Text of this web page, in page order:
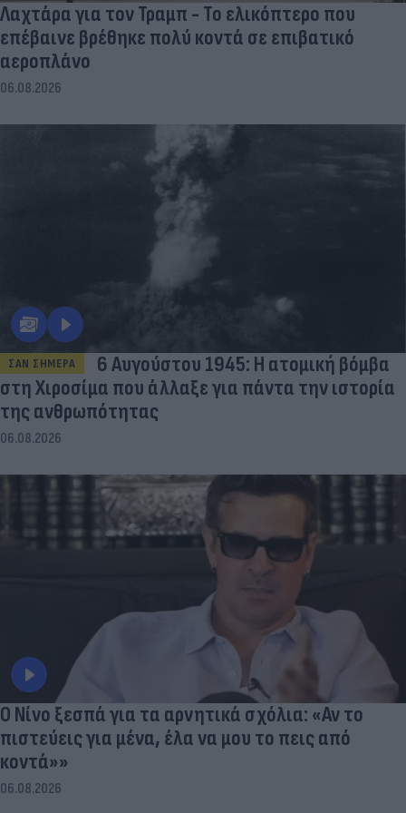
Λαχτάρα για τον Τραμπ - Το ελικόπτερο που
επέβαινε βρέθηκε πολύ κοντά σε επιβατικό
αεροπλάνο
06.08.2026
ΣΑΝ ΣΗΜΕΡΑ
6 Αυγούστου 1945: Η ατομική βόμβα
στη Χιροσίμα που άλλαξε για πάντα την ιστορία
της ανθρωπότητας
06.08.2026
Ο Νίνο ξεσπά για τα αρνητικά σχόλια: «Αν το
πιστεύεις για μένα, έλα να μου το πεις από
κοντά»»
06.08.2026